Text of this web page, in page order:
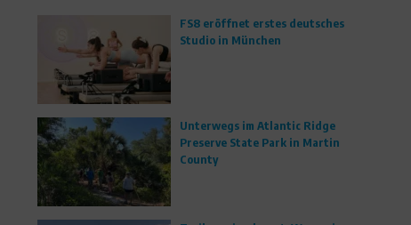
FS8 eröffnet erstes deutsches
Studio in München
Unterwegs im Atlantic Ridge
Preserve State Park in Martin
County